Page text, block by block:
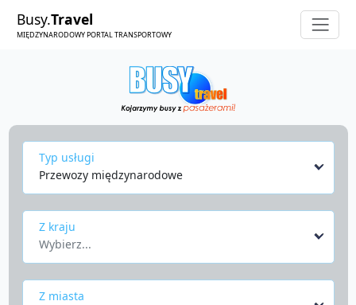
Busy.Travel
MIĘDZYNARODOWY PORTAL TRANSPORTOWY
Typ usługi
Przewozy międzynarodowe
Z kraju
Wybierz...
Z miasta